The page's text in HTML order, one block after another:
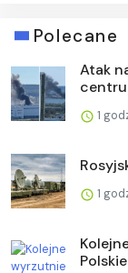
Polecane
Atak
1
1